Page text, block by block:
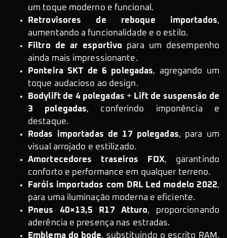
um toque moderno e funcional.
Retrovisores de reboque importados,
aumentando a funcionalidade e o estilo.
Filtro de ar esportivo para um desempenho
ainda mais impressionante.
Ponteira SKT de 6 polegadas, agregando um
toque audacioso ao design.
Bodylift de 4 polegadas + Lift de suspensão de
3 polegadas, conferindo imponência e
destaque.
Rodas importadas de 17 polegadas, para um
visual arrojado e estilizado.
Amortecedores traseiros FOX, garantindo
conforto e performance em qualquer terreno.
Faróis importados com DRL Led modelo 2022,
para uma iluminação moderna e eficiente.
Pneus 40×13,5 R17 Atturo, proporcionando
aderência e presença nas estradas.
Emblema do bode, substituindo o escrito RAM,